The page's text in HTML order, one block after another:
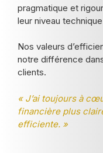
pragmatique et
leur niveau
Nos valeurs
notre différence
clients.
« J’ai toujours à
financière plus
efficiente. »